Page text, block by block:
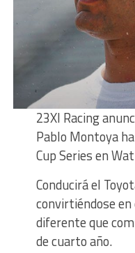
23XI Racing
Pablo Montoya
Cup Series en
Conducirá el
convirtiéndose
diferente que
de cuarto año.